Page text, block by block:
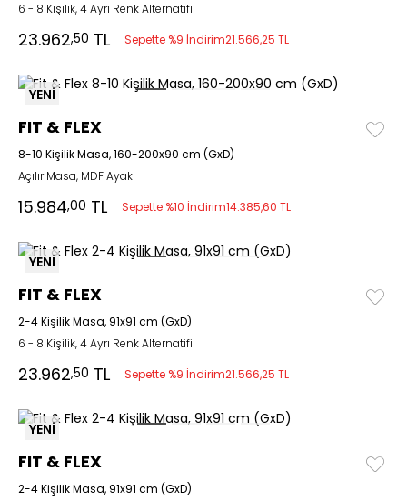
6 - 8 Kişilik, 4 Ayrı Renk Alternatifi
23.962,50 TL Sepette %9 İndirim21.566,25 TL
YENİ
FIT & FLEX
8-10 Kişilik Masa, 160-200x90 cm (GxD)
Açılır Masa, MDF Ayak
15.984,00 TL Sepette %10 İndirim14.385,60 TL
YENİ
FIT & FLEX
2-4 Kişilik Masa, 91x91 cm (GxD)
6 - 8 Kişilik, 4 Ayrı Renk Alternatifi
23.962,50 TL Sepette %9 İndirim21.566,25 TL
YENİ
FIT & FLEX
2-4 Kişilik Masa, 91x91 cm (GxD)